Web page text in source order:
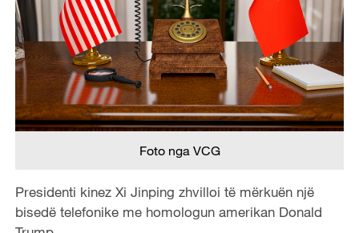
Foto nga VCG
Presidenti kinez Xi Jinping zhvilloi të mërkuën një
bisedë telefonike me homologun amerikan Donald